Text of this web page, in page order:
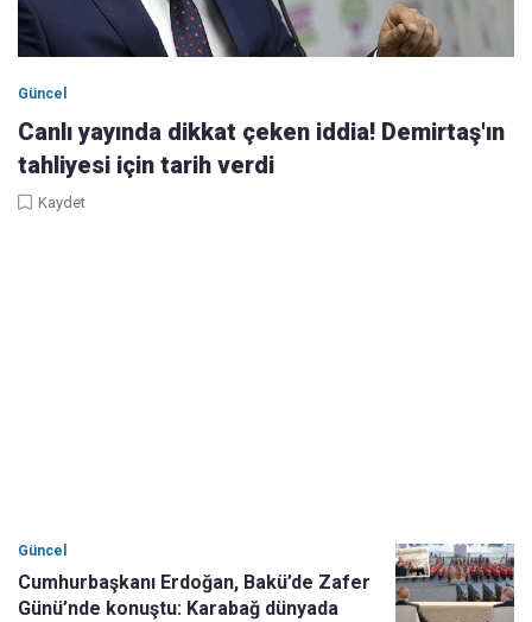
Güncel
Canlı yayında dikkat çeken iddia! Demirtaş'ın
tahliyesi için tarih verdi
Kaydet
Güncel
Cumhurbaşkanı Erdoğan, Bakü’de Zafer
Günü’nde konuştu: Karabağ dünyada